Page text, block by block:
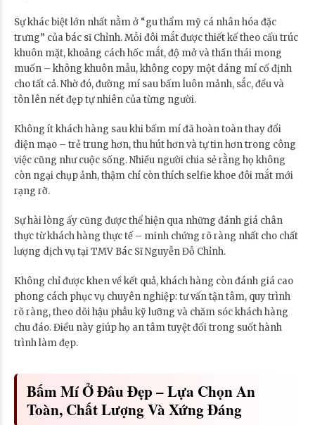
Sự khác biệt lớn nhất nằm ở “gu thẩm mỹ cá nhân hóa đặc
trưng” của bác sĩ Chỉnh. Mỗi đôi mắt được thiết kế theo cấu trúc
khuôn mặt, khoảng cách hốc mắt, độ mở và thần thái mong
muốn – không khuôn mẫu, không copy một dáng mí cố định
cho tất cả. Nhờ đó, đường mí sau bấm luôn mảnh, sắc, đều và
tôn lên nét đẹp tự nhiên của từng người.
Không ít khách hàng sau khi bấm mí đã hoàn toàn thay đổi
diện mạo – trẻ trung hơn, thu hút hơn và tự tin hơn trong công
việc cũng như cuộc sống. Nhiều người chia sẻ rằng họ không
còn ngại chụp ảnh, thậm chí còn thích selfie khoe đôi mắt mới
rạng rỡ.
Sự hài lòng ấy cũng được thể hiện qua những đánh giá chân
thực từ khách hàng thực tế – minh chứng rõ ràng nhất cho chất
lượng dịch vụ tại TMV Bác Sĩ Nguyễn Đỗ Chỉnh.
Không chỉ được khen về kết quả, khách hàng còn đánh giá cao
phong cách phục vụ chuyên nghiệp: tư vấn tận tâm, quy trình
rõ ràng, theo dõi hậu phẫu kỹ lưỡng và chăm sóc khách hàng
chu đáo. Điều này giúp họ an tâm tuyệt đối trong suốt hành
trình làm đẹp.
Bấm Mí Ở Đâu Đẹp – Lựa Chọn An
Toàn, Chất Lượng Và Xứng Đáng